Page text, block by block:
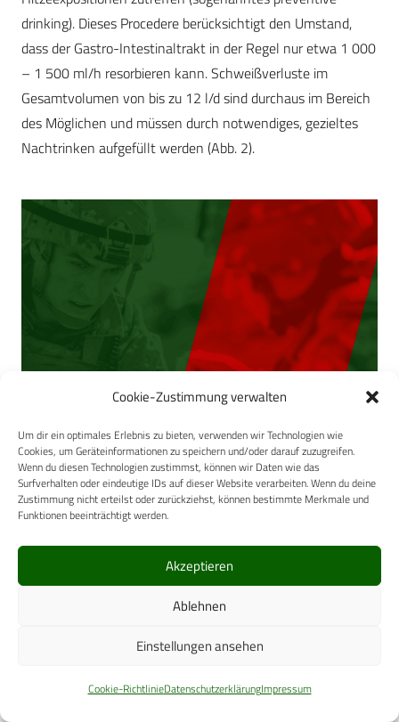
Cookie-Zustimmung verwalten
Um dir ein optimales Erlebnis zu bieten, verwenden wir Technologien wie
Cookies, um Geräteinformationen zu speichern und/oder darauf zuzugreifen.
Wenn du diesen Technologien zustimmst, können wir Daten wie das
Surfverhalten oder eindeutige IDs auf dieser Website verarbeiten. Wenn du deine
Zustimmung nicht erteilst oder zurückziehst, können bestimmte Merkmale und
Funktionen beeinträchtigt werden.
Akzeptieren
Ablehnen
Einstellungen ansehen
Cookie-RichtlinieDatenschutzerklärungImpressum
drinking). Dieses Procedere berücksichtigt den Umstand,
dass der Gastro-Intestinaltrakt in der Regel nur etwa 1 000
– 1 500 ml/h resorbieren kann. Schweißverluste im
Gesamtvolumen von bis zu 12 l/d sind durchaus im Bereich
des Möglichen und müssen durch notwendiges, gezieltes
Nachtrinken aufgefüllt werden (Abb. 2).
Abb 2: Probanden einer Felduntersuchung beim Trinken
unter ABC-Schutzbedingungen in der Hitze. Foto:
Vagusreizung des überfüllten Magen-Darm-Kanals zu